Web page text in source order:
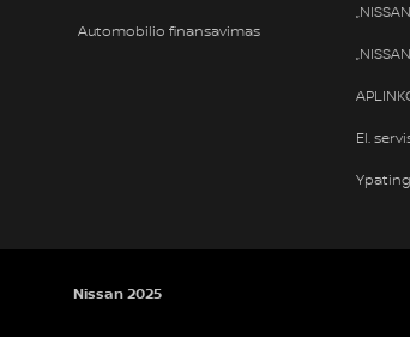
Automobilio finansavimas
El.
Nissan 2025